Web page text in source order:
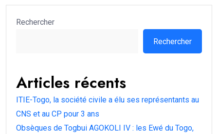
Rechercher
Rechercher
Articles récents
ITIE-Togo, la société civile a élu ses représentants au
CNS et au CP pour 3 ans
Obsèques de Togbui AGOKOLI IV : les Ewé du Togo,